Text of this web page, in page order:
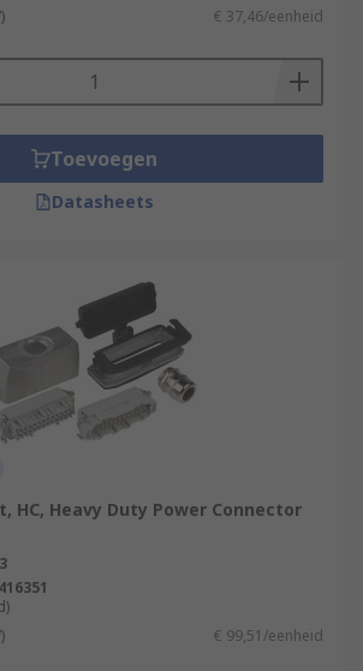
€ 37,46/eenheid
Toevoegen
Datasheets
HC, Heavy Duty Power Connector
€ 99,51/eenheid